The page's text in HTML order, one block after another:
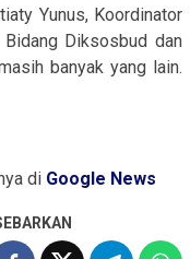
Yunus, Koordinator
Bidang Diksosbud dan
banyak yang lain.
di Google News